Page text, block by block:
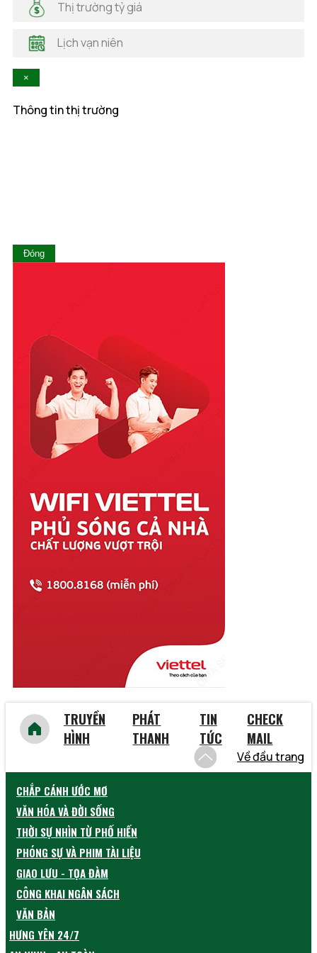
Hà Tĩnh
Hòa Bình
Lai Châu
Quảng Ngãi
Quảng Ninh
Quảng Trị
Sóc Trăng
Sơn La
Tây Ninh
Thái Bình
Thái Nguyên
Thừa Thiên Huế
Tiền Giang
Trà Vinh
Tuyên Quang
Vĩnh Phúc
Vũng Tàu
Thị trường tỷ giá
Lịch vạn niên
×
Thông tin thị trường
Đóng
TRUYỀN
HÌNH
PHÁT
THANH
TIN
TỨC
CHECK
MAIL
Về đầu trang
CHẮP CÁNH ƯỚC MƠ
VĂN HÓA VÀ ĐỜI SỐNG
THỜI SỰ NHÌN TỪ PHỐ HIẾN
PHÓNG SỰ VÀ PHIM TÀI LIỆU
GIAO LƯU - TỌA ĐÀM
CÔNG KHAI NGÂN SÁCH
VĂN BẢN
HƯNG YÊN 24/7